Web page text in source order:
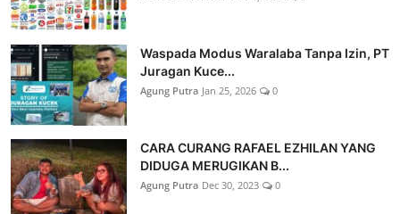
Waspada Modus Waralaba Tanpa Izin, PT
Juragan Kuce...
Agung Putra Jan 25, 2026 0
CARA CURANG RAFAEL EZHILAN YANG
DIDUGA MERUGIKAN B...
Agung Putra Dec 30, 2023 0